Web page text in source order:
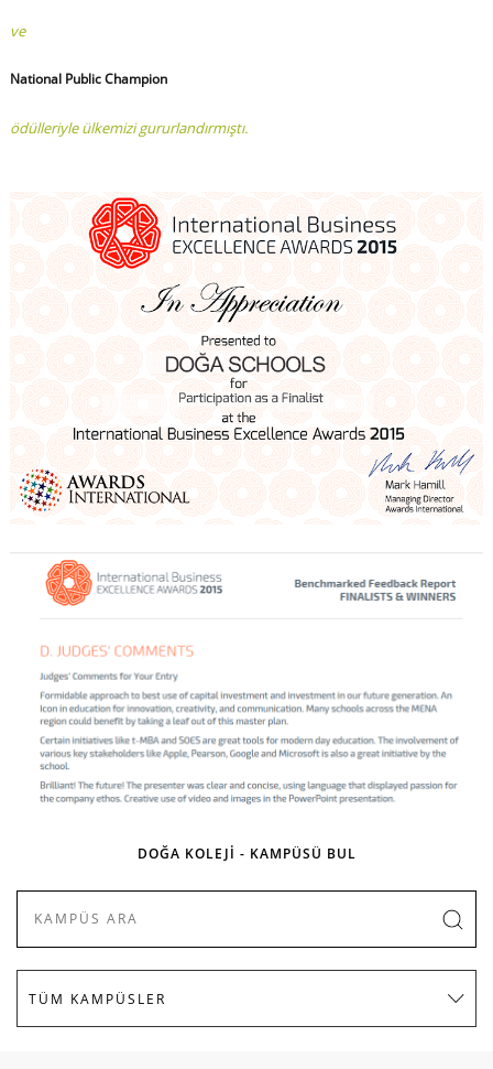
ve
National Public Champion
ödülleriyle ülkemizi gururlandırmıştı.
DOĞA KOLEJİ - KAMPÜSÜ BUL